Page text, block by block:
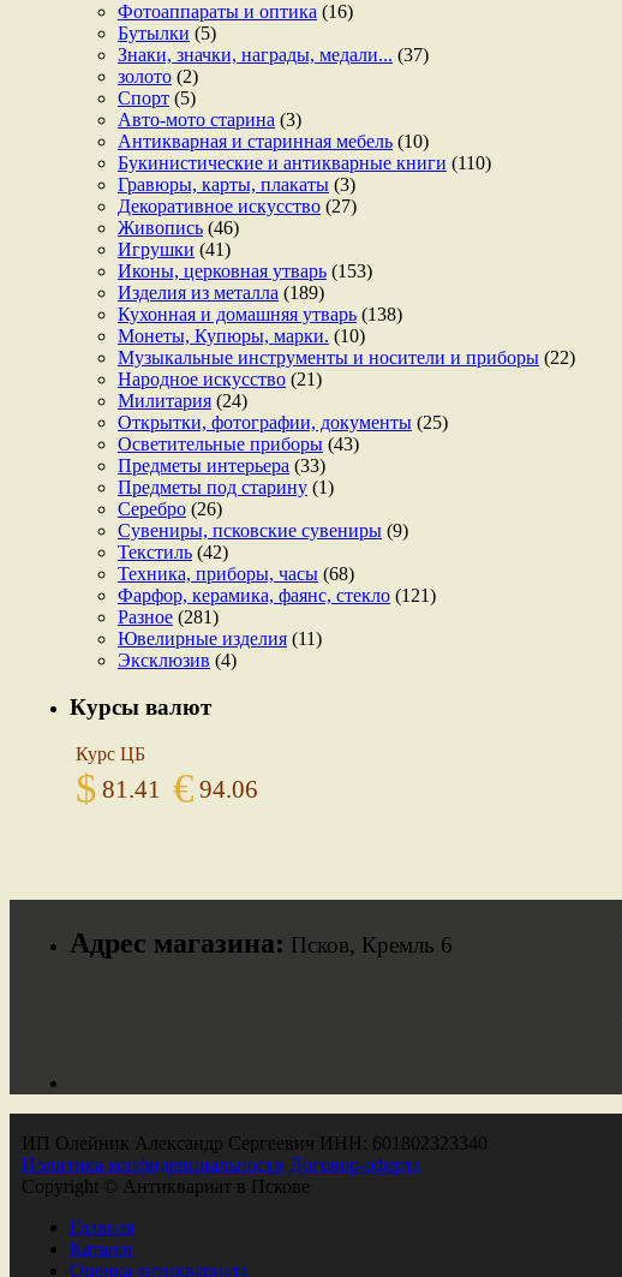
Фотоаппараты и оптика (16)
Бутылки (5)
Знаки, значки, награды, медали... (37)
золото (2)
Спорт (5)
Авто-мото старина (3)
Антикварная и старинная мебель (10)
Букинистические и антикварные книги (110)
Гравюры, карты, плакаты (3)
Декоративное искусство (27)
Живопись (46)
Игрушки (41)
Иконы, церковная утварь (153)
Изделия из металла (189)
Кухонная и домашняя утварь (138)
Монеты, Купюры, марки. (10)
Музыкальные инструменты и носители и приборы (22)
Народное искусство (21)
Милитария (24)
Открытки, фотографии, документы (25)
Осветительные приборы (43)
Предметы интерьера (33)
Предметы под старину (1)
Серебро (26)
Сувениры, псковские сувениры (9)
Текстиль (42)
Техника, приборы, часы (68)
Фарфор, керамика, фаянс, стекло (121)
Разное (281)
Ювелирные изделия (11)
Эксклюзив (4)
Курсы валют
Курс ЦБ
$ 81.41 € 94.06
Адрес магазина: Псков, Кремль 6
ИП Олейник Александр Сергеевич ИНН: 601802323340
Политика конфиденциальности Договор-оферта
Copyright © Антиквариат в Пскове
Главная
Каталог
Оценка антиквариата